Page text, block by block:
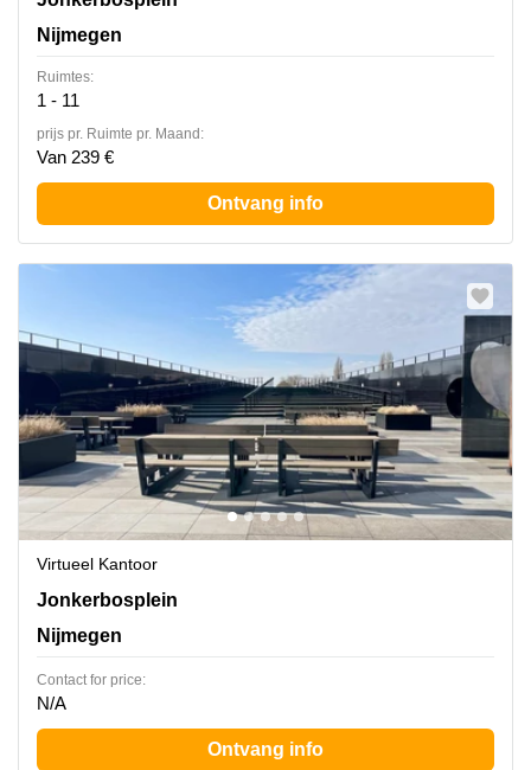
Nijmegen
Ruimtes:
1 - 11
prijs pr. Ruimte pr. Maand:
Van 239 €
Ontvang info
Virtueel Kantoor
Jonkerbosplein 52, Nijmegen
Jonkerbosplein
Nijmegen
Contact for price:
N/A
Ontvang info